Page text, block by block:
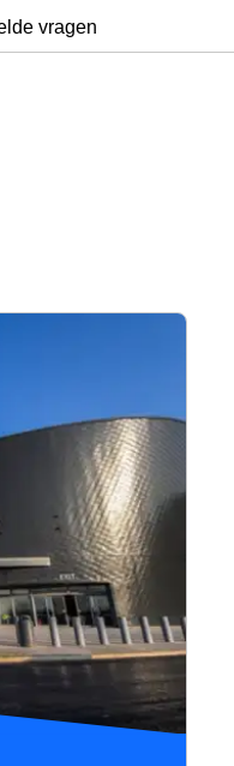
vragen